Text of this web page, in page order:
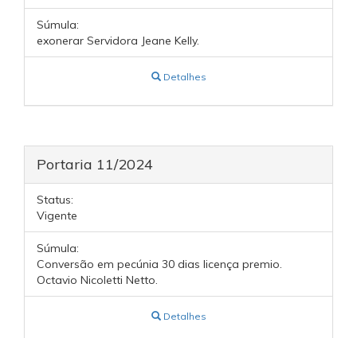
Súmula:
exonerar Servidora Jeane Kelly.
Detalhes
Portaria 11/2024
Status:
Vigente
Súmula:
Conversão em pecúnia 30 dias licença premio.
Octavio Nicoletti Netto.
Detalhes